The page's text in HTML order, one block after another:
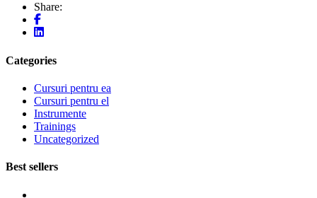
Share:
Categories
Cursuri pentru ea
Cursuri pentru el
Instrumente
Trainings
Uncategorized
Best sellers